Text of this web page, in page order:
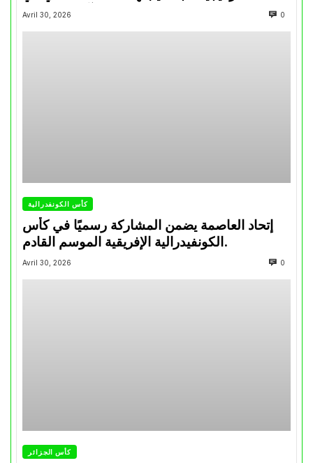
تتويجاته آخر السنوات
Avril 30, 2026 0
كأس الكونفدرالية
إتحاد العاصمة يضمن المشاركة رسميًا في كأس
الكونفيدرالية الإفريقية الموسم القادم.
Avril 30, 2026 0
كأس الجزائر